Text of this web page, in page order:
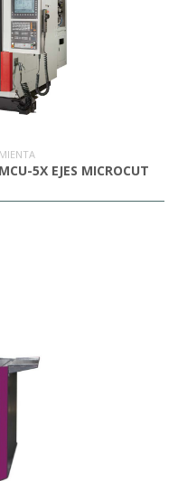
5X EJES MICROCUT